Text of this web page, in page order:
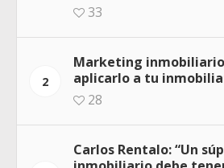
33
2
Marketing
aplicarlo a tu
28
Carlos Rentalo: “Un